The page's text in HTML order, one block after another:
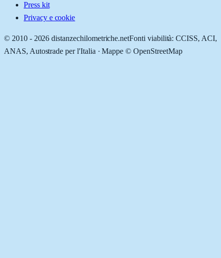
Press kit
Privacy e cookie
© 2010 - 2026 distanzechilometriche.netFonti viabilità: CCISS, ACI,
ANAS, Autostrade per l'Italia · Mappe © OpenStreetMap